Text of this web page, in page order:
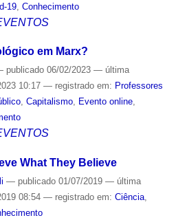
19, Conhecimento
em Marx?
publicado06/02/2023 — última
10:17 — registrado em: Professores
, Capitalismo, Evento online,
What They Believe
— publicado01/07/2019 — última
08:54 — registrado em: Ciência,